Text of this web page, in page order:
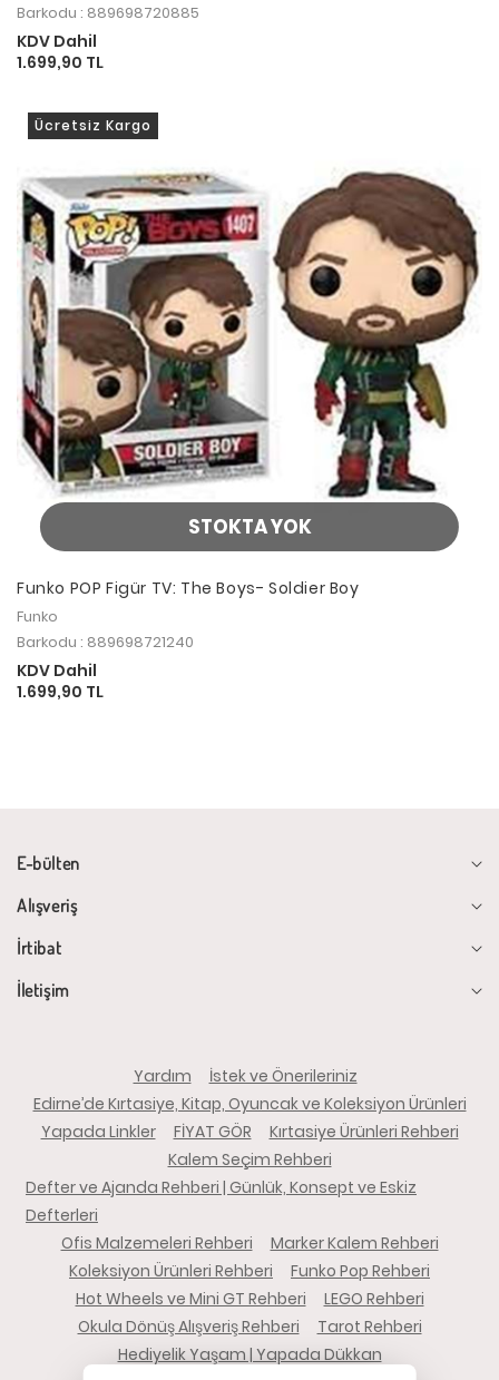
Barkodu : 889698720885
KDV Dahil
1.699,90 TL
STOKTA YOK
Ücretsiz Kargo
Funko POP Figür TV: The Boys- Soldier Boy
Funko
Barkodu : 889698721240
KDV Dahil
1.699,90 TL
E-bülten
Alışveriş
İrtibat
İletişim
Yardım
İstek ve Önerileriniz
Edirne’de Kırtasiye, Kitap, Oyuncak ve Koleksiyon Ürünleri
Yapada Linkler
FİYAT GÖR
Kırtasiye Ürünleri Rehberi
Kalem Seçim Rehberi
Defter ve Ajanda Rehberi | Günlük, Konsept ve Eskiz
Defterleri
Ofis Malzemeleri Rehberi
Marker Kalem Rehberi
Koleksiyon Ürünleri Rehberi
Funko Pop Rehberi
Hot Wheels ve Mini GT Rehberi
LEGO Rehberi
Okula Dönüş Alışveriş Rehberi
Tarot Rehberi
Hediyelik Yaşam | Yapada Dükkan